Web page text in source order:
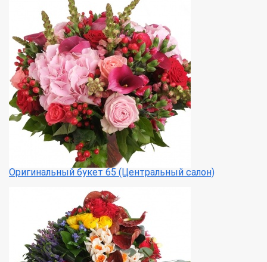
Оригинальный букет 65 (Центральный салон)